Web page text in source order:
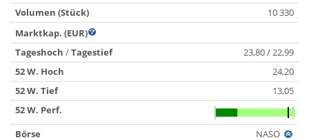
Volumen (Stück)
10 330
Marktkap. (EUR)
Tageshoch /Tagestief
23,80 / 22,99
52 W. Hoch
24,20
52 W. Tief
13,05
52 W. Perf.
Börse
NASO